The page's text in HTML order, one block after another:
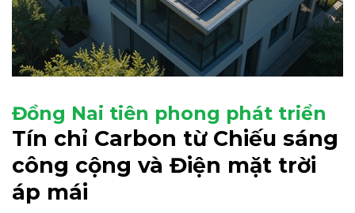
Đồng Nai tiên phong phát triển
Tín chỉ Carbon từ Chiếu sáng
công cộng và Điện mặt trời
áp mái